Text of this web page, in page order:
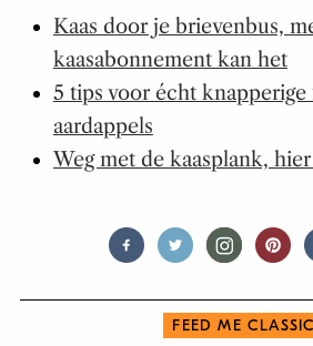
Kaas door je brievenbus,
kaasabonnement kan het
5 tips voor écht knapperige
aardappels
Weg met de kaasplank,
FEED ME